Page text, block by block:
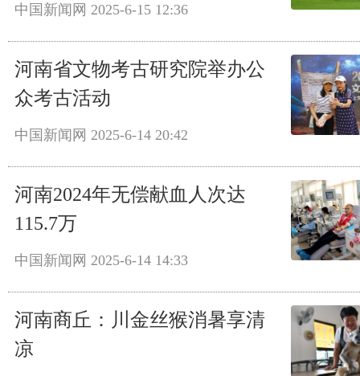
中国新闻网 2025-6-15 12:36
河南省文物考古研究院举办公
众考古活动
中国新闻网 2025-6-14 20:42
河南2024年无偿献血人次达
115.7万
中国新闻网 2025-6-14 14:33
河南商丘：川金丝猴消暑享清
凉